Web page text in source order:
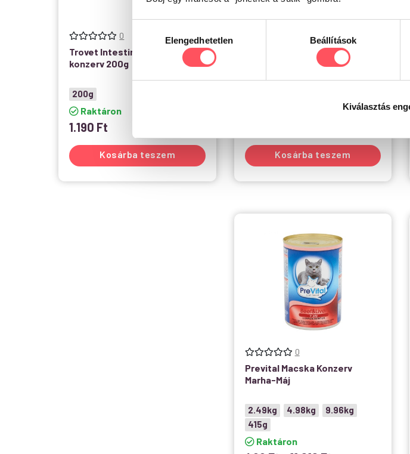
kiválasztásaElengedhetetlen Beállítások
Kiválasztás
0
Trovet Intestinal Cat FRD
konzerv 200g
200g
Raktáron
1.190 Ft
Kosárba teszem
Trovet Renal & Oxalate Cat RID
Lamb konzerv 200g
Kosárba teszem
0
Prevital Macska Konzerv
Marha-Máj
2.49kg 4.98kg
9.96kg
415g
Raktáron